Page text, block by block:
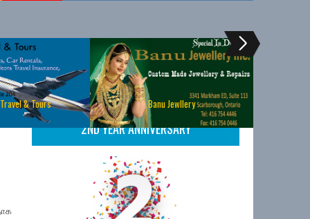
& Tours Banu Jewllery
2ND YEAR ANNIVERSARY